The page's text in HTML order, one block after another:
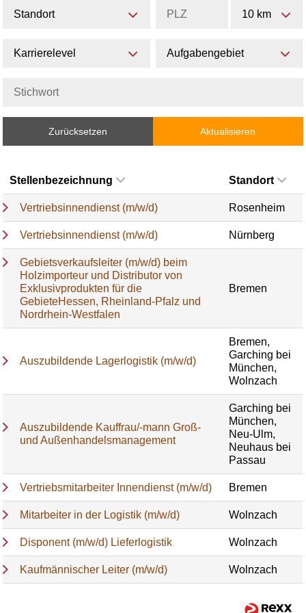
Standort 10 km
Karrierelevel Aufgabengebiet
Zurücksetzen Aktualisieren
Stellenbezeichnung Standort
Vertriebsinnendienst (m/w/d) Rosenheim
Vertriebsinnendienst (m/w/d) Nürnberg
Gebietsverkaufsleiter (m/w/d) beim
Holzimporteur und Distributor von
Exklusivprodukten für die
GebieteHessen, Rheinland-Pfalz und
Nordrhein-Westfalen
Bremen
Auszubildende Lagerlogistik (m/w/d)
Bremen,
Garching bei
München,
Wolnzach
Auszubildende Kauffrau/-mann Groß-
und Außenhandelsmanagement
Garching bei
München,
Neu-Ulm,
Neuhaus bei
Passau
Vertriebsmitarbeiter Innendienst (m/w/d) Bremen
Mitarbeiter in der Logistik (m/w/d) Wolnzach
Disponent (m/w/d) Lieferlogistik Wolnzach
Kaufmännischer Leiter (m/w/d) Wolnzach